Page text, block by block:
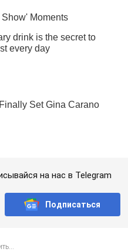
на нас в Telegram
Подписаться